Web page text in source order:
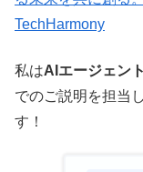
TechHarmony
私はAIエージェント
でのご説明を担当
す！